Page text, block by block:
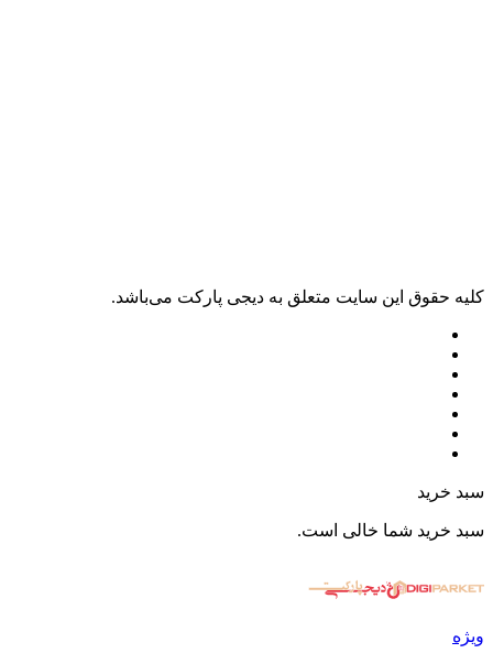
کليه حقوق اين سايت متعلق به دیجی پارکت می‌باشد.
سبد خرید
سبد خرید شما خالی است.
ویژه